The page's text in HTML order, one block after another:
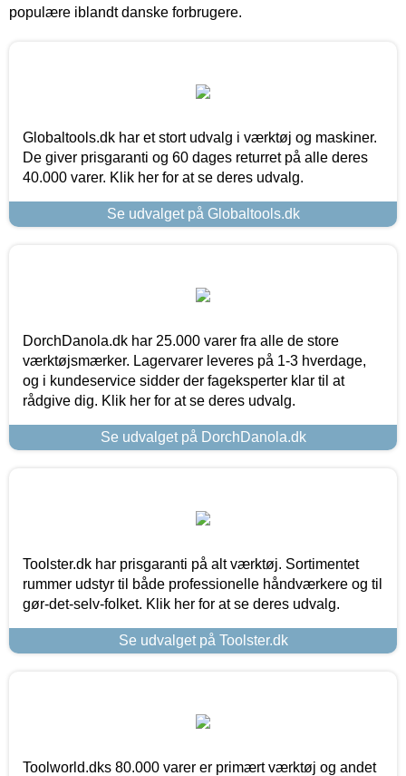
populære iblandt danske forbrugere.
Globaltools.dk har et stort udvalg i værktøj og maskiner.
De giver prisgaranti og 60 dages returret på alle deres
40.000 varer. Klik her for at se deres udvalg.
Se udvalget på Globaltools.dk
DorchDanola.dk har 25.000 varer fra alle de store
værktøjsmærker. Lagervarer leveres på 1-3 hverdage,
og i kundeservice sidder der fageksperter klar til at
rådgive dig. Klik her for at se deres udvalg.
Se udvalget på DorchDanola.dk
Toolster.dk har prisgaranti på alt værktøj. Sortimentet
rummer udstyr til både professionelle håndværkere og til
gør-det-selv-folket. Klik her for at se deres udvalg.
Se udvalget på Toolster.dk
Toolworld.dks 80.000 varer er primært værktøj og andet